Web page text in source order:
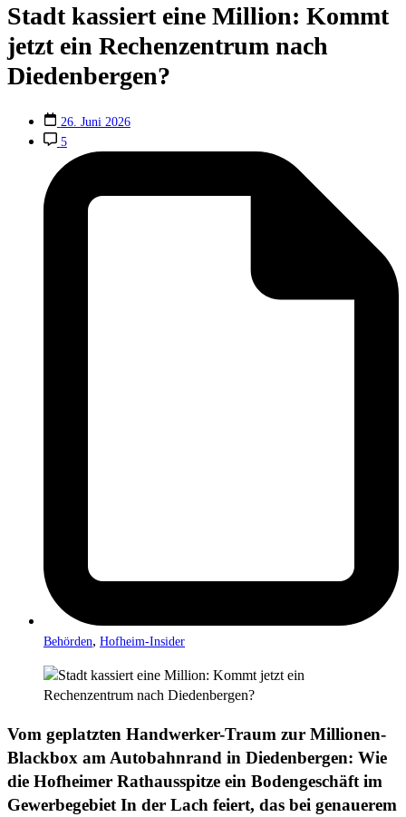
Stadt kassiert eine Million: Kommt
jetzt ein Rechenzentrum nach
Diedenbergen?
26. Juni 2026
5
Behörden, Hofheim-Insider
Vom geplatzten Handwerker-Traum zur Millionen-
Blackbox am Autobahnrand in Diedenbergen: Wie
die Hofheimer Rathausspitze ein Bodengeschäft im
Gewerbegebiet In der Lach feiert, das bei genauerem